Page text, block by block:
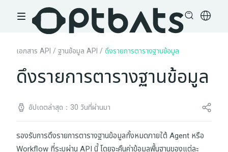
เอกสาร API / ฐานข้อมูล API / ดึงรายการตารางฐานข้อมูล
ดึงรายการตารางฐานข้อมูล
อัปเดตล่าสุด：30 วันที่ผ่านมา
รองรับการดึงรายการตารางฐานข้อมูลทั้งหมดภายใต้ Agent หรือ
Workflow ที่ระบุผ่าน API นี้ โดยจะคืนค่าข้อมูลพื้นฐานของแต่ละ